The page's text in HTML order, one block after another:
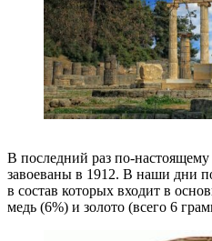
В последний раз по-
завоеваны в 1912. В наши дни
в состав которых входит в
медь (6%) и золото (всего 6